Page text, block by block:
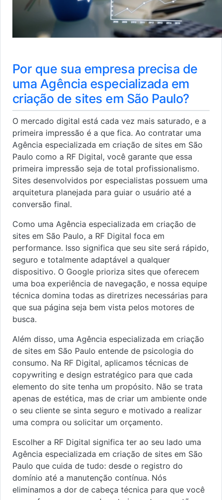
Por que sua empresa precisa de
uma Agência especializada em
criação de sites em São Paulo?
O mercado digital está cada vez mais saturado, e a
primeira impressão é a que fica. Ao contratar uma
Agência especializada em criação de sites em São
Paulo como a RF Digital, você garante que essa
primeira impressão seja de total profissionalismo.
Sites desenvolvidos por especialistas possuem uma
arquitetura planejada para guiar o usuário até a
conversão final.
Como uma Agência especializada em criação de
sites em São Paulo, a RF Digital foca em
performance. Isso significa que seu site será rápido,
seguro e totalmente adaptável a qualquer
dispositivo. O Google prioriza sites que oferecem
uma boa experiência de navegação, e nossa equipe
técnica domina todas as diretrizes necessárias para
que sua página seja bem vista pelos motores de
busca.
Além disso, uma Agência especializada em criação
de sites em São Paulo entende de psicologia do
consumo. Na RF Digital, aplicamos técnicas de
copywriting e design estratégico para que cada
elemento do site tenha um propósito. Não se trata
apenas de estética, mas de criar um ambiente onde
o seu cliente se sinta seguro e motivado a realizar
uma compra ou solicitar um orçamento.
Escolher a RF Digital significa ter ao seu lado uma
Agência especializada em criação de sites em São
Paulo que cuida de tudo: desde o registro do
domínio até a manutenção contínua. Nós
eliminamos a dor de cabeça técnica para que você